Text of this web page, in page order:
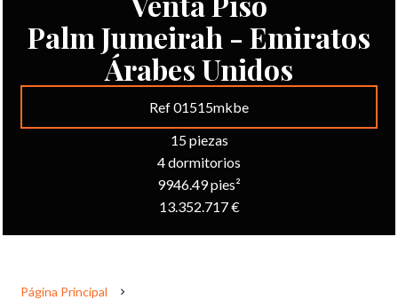
Palm Jumeirah - Emiratos
Árabes Unidos
Ref 01515mkbe
15 piezas
4 dormitorios
9946.49 pies²
13.352.717 €
Página Principal